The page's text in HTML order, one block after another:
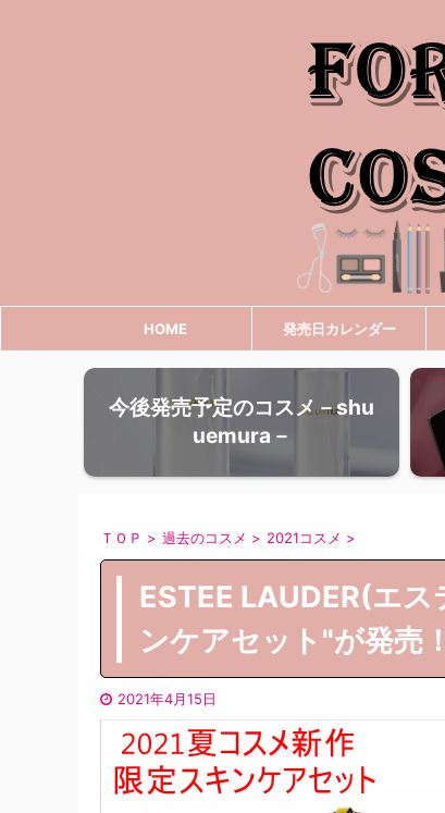
HOME 発売日カレンダー
今後発売予定のコスメ－shu
uemura－
ＴＯＰ > 過去のコスメ > 2021コスメ >
ESTEE LAUDER(エ
ンケアセット"が発売！
2021年4月15日